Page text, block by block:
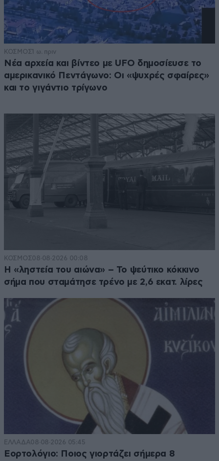
ΚΟΣΜΟΣ1 ω. πριν
Νέα αρχεία και βίντεο με UFO δημοσίευσε το
αμερικανικό Πεντάγωνο: Οι «ψυχρές σφαίρες»
και το γιγάντιο τρίγωνο
ΚΟΣΜΟΣ08·08·2026 00:08
Η «ληστεία του αιώνα» – Το ψεύτικο κόκκινο
σήμα που σταμάτησε τρένο με 2,6 εκατ. λίρες
ΕΛΛΑΔΑ08·08·2026 05:45
Εορτολόγιο: Ποιος γιορτάζει σήμερα 8